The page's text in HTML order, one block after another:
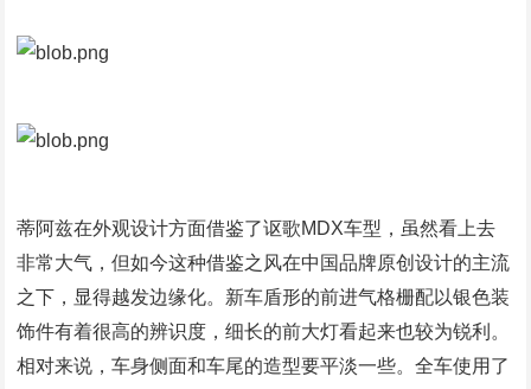
蒂阿兹在外观设计方面借鉴了讴歌MDX车型，虽然看上去
非常大气，但如今这种借鉴之风在中国品牌原创设计的主流
之下，显得越发边缘化。新车盾形的前进气格栅配以银色装
饰件有着很高的辨识度，细长的前大灯看起来也较为锐利。
相对来说，车身侧面和车尾的造型要平淡一些。全车使用了